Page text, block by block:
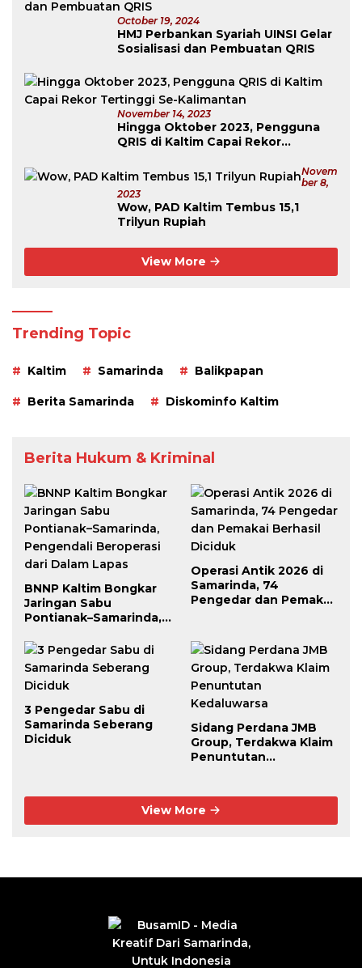
October 19, 2024
HMJ Perbankan Syariah UINSI Gelar
Sosialisasi dan Pembuatan QRIS
November 14, 2023
Hingga Oktober 2023, Pengguna
QRIS di Kaltim Capai Rekor
Novem
Ber 8,
2023
Wow, PAD Kaltim Tembus 15,1
Trilyun Rupiah
View More
Trending Topic
Kaltim Samarinda Balikpapan
Berita Samarinda Diskominfo Kaltim
Berita Hukum & Kriminal
BNNP Kaltim Bongkar
Jaringan Sabu
Pontianak–Samarinda,
dari Dalam Lapas
Operasi Antik 2026 di
Samarinda, 74
Pengedar dan Pemakai
3 Pengedar Sabu di
Samarinda Seberang
Diciduk
Sidang Perdana JMB
Group, Terdakwa Klaim
Penuntutan
View More